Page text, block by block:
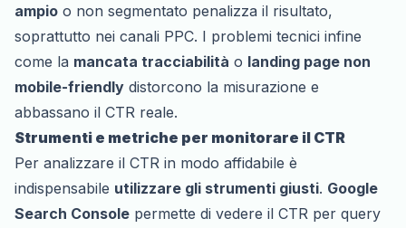
ampio o non segmentato penalizza il risultato,
soprattutto nei canali PPC. I problemi tecnici infine
come la mancata tracciabilità o landing page non
mobile-friendly distorcono la misurazione e
abbassano il CTR reale.
Strumenti e metriche per monitorare il CTR
Per analizzare il CTR in modo affidabile è
indispensabile utilizzare gli strumenti giusti. Google
Search Console permette di vedere il CTR per query